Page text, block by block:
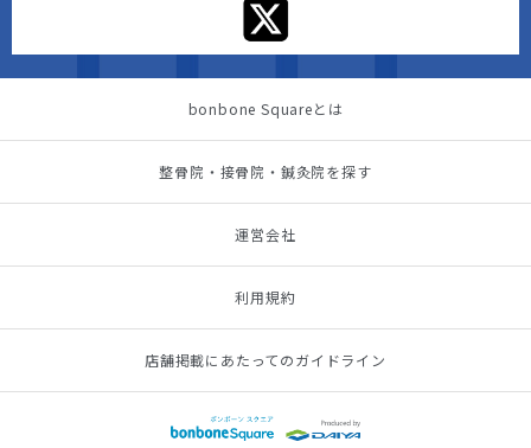
bonbone Squareとは
整骨院・接骨院・鍼灸院を探す
運営会社
利用規約
店舗掲載にあたってのガイドライン